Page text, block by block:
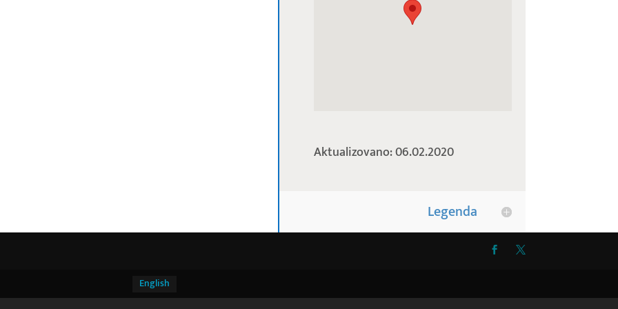
Aktualizovano: 06.02.2020
Legenda
English